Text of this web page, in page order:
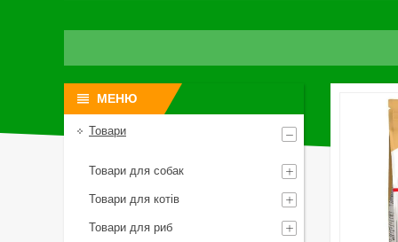
Товари
Товари для собак
Товари для котів
Товари для риб